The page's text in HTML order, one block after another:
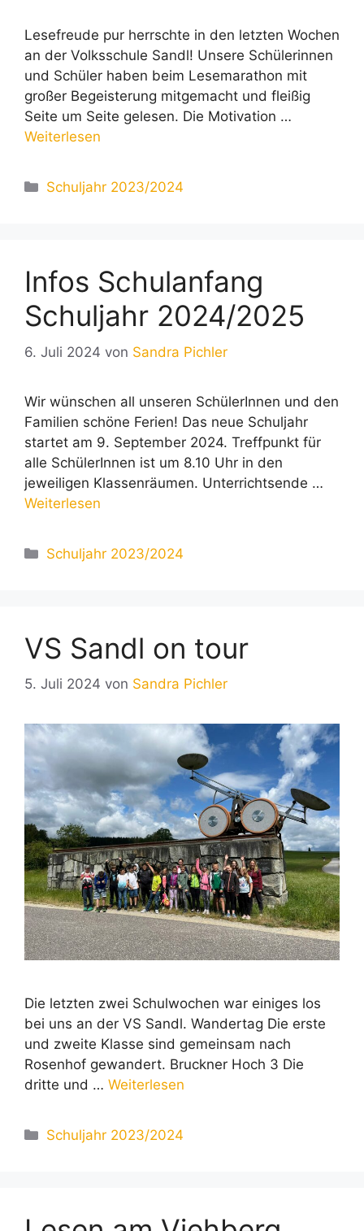
Lesefreude pur herrschte in den letzten Wochen
an der Volksschule Sandl! Unsere Schülerinnen
und Schüler haben beim Lesemarathon mit
großer Begeisterung mitgemacht und fleißig
Seite um Seite gelesen. Die Motivation …
Weiterlesen
Kategorien
Schuljahr 2023/2024
Infos Schulanfang
Schuljahr 2024/2025
6. Juli 2024 von Sandra Pichler
Wir wünschen all unseren SchülerInnen und den
Familien schöne Ferien! Das neue Schuljahr
startet am 9. September 2024. Treffpunkt für
alle SchülerInnen ist um 8.10 Uhr in den
jeweiligen Klassenräumen. Unterrichtsende …
Weiterlesen
Kategorien
Schuljahr 2023/2024
VS Sandl on tour
5. Juli 2024 von Sandra Pichler
Die letzten zwei Schulwochen war einiges los
bei uns an der VS Sandl. Wandertag Die erste
und zweite Klasse sind gemeinsam nach
Rosenhof gewandert. Bruckner Hoch 3 Die
dritte und … Weiterlesen
Kategorien
Schuljahr 2023/2024